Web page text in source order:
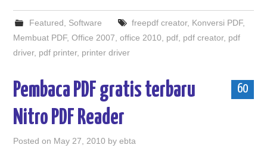
Featured Software freepdf creator, Konversi PDF,
Membuat PDF,Office 2007 ,office 2010 pdf pdf creator, pdf
driver, pdf printer, printer driver
60
Pembaca PDF gratis terbaru
Nitro PDF Reader
Posted on May 27, 2010 byebta